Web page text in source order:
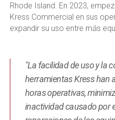
Rhode Island. En 2023,
Kress Commercial en sus
expandir su uso entre más
"La facilidad de uso y la
herramientas Kress han
horas operativas,
inactividad causado por